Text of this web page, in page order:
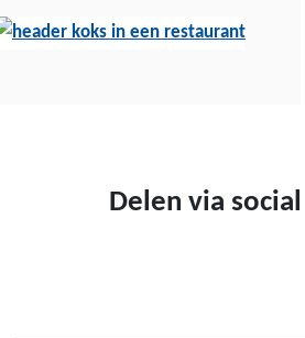
Delen via